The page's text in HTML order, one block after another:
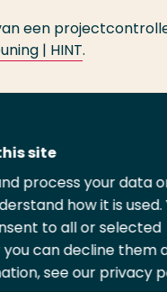
een
| HINT.
Email
deze
pagina
Print
deze
pagina
site
process your data
how it is used.
to all or selected
can decline them
see our privacy